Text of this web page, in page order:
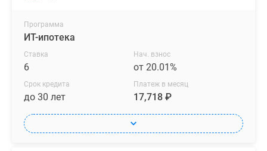
Программа
ИТ-ипотека
Ставка
6
Нач. взнос
от 20.01%
Срок кредита
до 30 лет
Платеж в месяц
17,718 ₽